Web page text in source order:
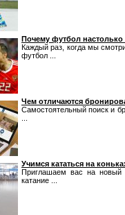
Почему футбол
Каждый раз, когда мы
футбол ...
Чем отличаются
Самостоятельный поиск и
Учимся кататься на
Приглашаем вас на новый
катание ...